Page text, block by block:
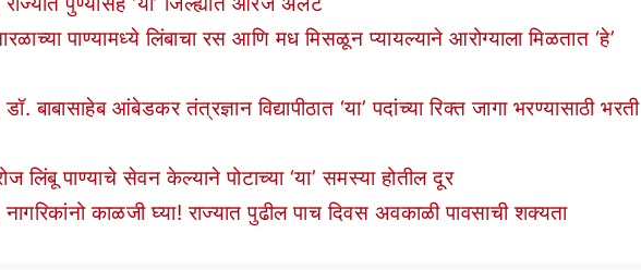
पाण्यामध्ये लिंबाचा रस आणि मध मिसळून प्यायल्याने आरोग्याला मिळतात ‘हे’
आंबेडकर तंत्रज्ञान विद्यापीठात ‘या’ पदांच्या रिक्त जागा भरण्यासाठी भरती
पाण्याचे सेवन केल्याने पोटाच्या ‘या’ समस्या होतील दूर
काळजी घ्या! राज्यात पुढील पाच दिवस अवकाळी पावसाची शक्यता